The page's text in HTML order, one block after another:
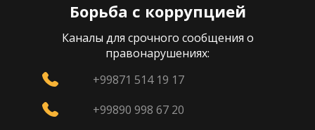
Борьба с коррупцией
Каналы для срочного сообщения о
правонарушениях:
+99871 514 19 17
+99890 998 67 20